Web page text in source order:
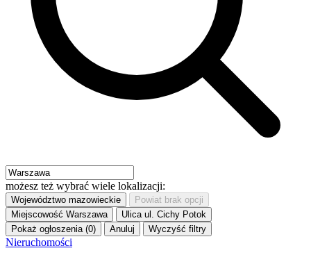
możesz też wybrać wiele lokalizacji:
Województwo mazowieckie Powiat brak opcji
Miejscowość Warszawa Ulica ul. Cichy Potok
Pokaż ogłoszenia (0)
Anuluj Wyczyść filtry
Nieruchomości